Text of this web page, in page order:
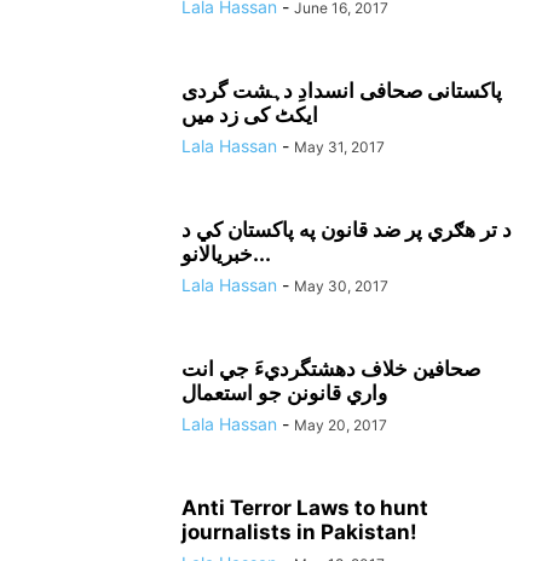
Lala Hassan - June 16, 2017
پاکستانی صحافی انسدادِ دہشت گردی
ایکٹ کی زد میں
Lala Hassan - May 31, 2017
د تر هګري پر ضد قانون په پاکستان کي د
خبريالانو...
Lala Hassan - May 30, 2017
صحافين خلاف دهشتگرديءَ جي انت
واري قانونن جو استعمال
Lala Hassan - May 20, 2017
Anti Terror Laws to hunt
journalists in Pakistan!